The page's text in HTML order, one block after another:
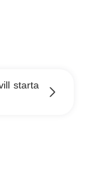
starta